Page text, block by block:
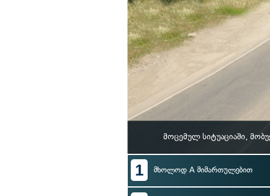
მოცემულ სიტუაციაში,
1 მხოლოდ A მიმართულებით